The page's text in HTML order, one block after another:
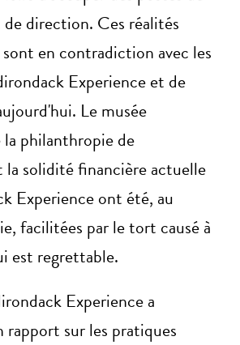
direction. Ces réalités
en contradiction avec les
Experience et de
Le musée
philanthropie de
solidité financière actuelle
Experience ont été, au
facilitées par le tort causé à
est regrettable.
Experience a
rapport sur les pratiques